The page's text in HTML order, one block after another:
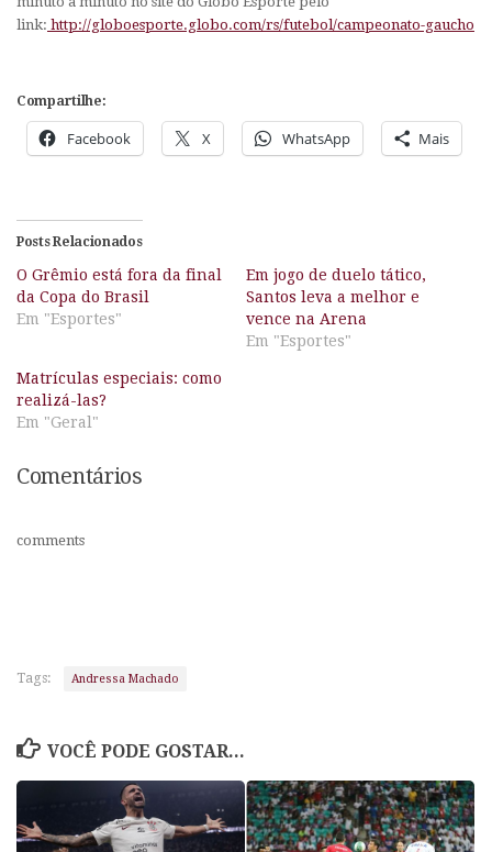
link: http://globoesporte.globo.com/rs/futebol/campeonato-gaucho
Compartilhe:
Facebook X WhatsApp Mais
Posts Relacionados
O Grêmio está fora da final
da Copa do Brasil
Em "Esportes"
Em jogo de duelo tático,
Santos leva a melhor e
vence na Arena
Em "Esportes"
Matrículas especiais: como
realizá-las?
Em "Geral"
Comentários
comments
Tags: Andressa Machado
VOCÊ PODE GOSTAR...